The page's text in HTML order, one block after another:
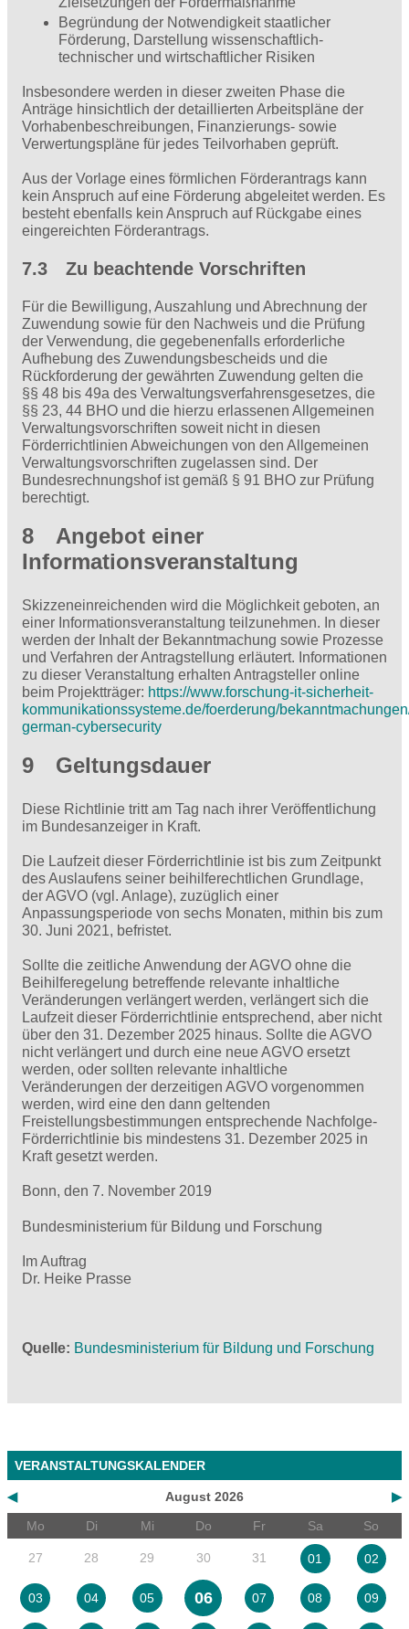
Begründung der Notwendigkeit staatlicher
Förderung, Darstellung wissenschaftlich-
technischer und wirtschaft­licher Risiken
Insbesondere werden in dieser zweiten Phase die
Anträge hinsichtlich der detaillierten Arbeitspläne der
Vorhabenbeschreibungen, Finanzierungs- sowie
Verwertungspläne für jedes Teilvorhaben geprüft.
Aus der Vorlage eines förmlichen Förderantrags kann
kein Anspruch auf eine Förderung abgeleitet werden. Es
besteht ebenfalls kein Anspruch auf Rückgabe eines
eingereichten Förderantrags.
7.3 Zu beachtende Vorschriften
Für die Bewilligung, Auszahlung und Abrechnung der
Zuwendung sowie für den Nachweis und die Prüfung
der Verwendung, die gegebenenfalls erforderliche
Aufhebung des Zuwendungsbescheids und die
Rückforderung der gewährten Zuwendung gelten die
§§ 48 bis 49a des Verwaltungsverfahrensgesetzes, die
§§ 23, 44 BHO und die hierzu erlassenen Allgemeinen
Verwaltungsvorschriften soweit nicht in diesen
Förderrichtlinien Abweichungen von den Allgemeinen
Verwaltungsvorschriften zugelassen sind. Der
Bundesrechnungshof ist gemäß § 91 BHO zur Prüfung
berechtigt.
8 Angebot einer
Informationsveranstaltung
Skizzeneinreichenden wird die Möglichkeit geboten, an
einer Informationsveranstaltung teilzunehmen. In dieser
werden der Inhalt der Bekanntmachung sowie Prozesse
und Verfahren der Antragstellung erläutert. Informationen
zu dieser Veranstaltung erhalten Antragsteller online
beim Projektträger: https://www.forschung-it-sicherheit-
kommunikationssysteme.de/foerderung/
german-cybersecurity
9 Geltungsdauer
Diese Richtlinie tritt am Tag nach ihrer Veröffentlichung
im Bundesanzeiger in Kraft.
Die Laufzeit dieser Förderrichtlinie ist bis zum Zeitpunkt
des Auslaufens seiner beihilferechtlichen Grundlage,
der AGVO (vgl. Anlage), zuzüglich einer
Anpassungsperiode von sechs Monaten, mithin bis zum
30. Juni 2021, befristet.
Sollte die zeitliche Anwendung der AGVO ohne die
Beihilferegelung betreffende relevante inhaltliche
Veränderungen verlängert werden, verlängert sich die
Laufzeit dieser Förderrichtlinie entsprechend, aber nicht
über den 31. Dezember 2025 hinaus. Sollte die AGVO
nicht verlängert und durch eine neue AGVO ersetzt
werden, oder sollten relevante inhaltliche
Veränderungen der derzeitigen AGVO vorgenommen
werden, wird eine den dann geltenden
Freistellungsbestimmungen entsprechende Nachfolge-
Förderrichtlinie bis mindestens 31. Dezember 2025 in
Kraft gesetzt werden.
Bonn, den 7. November 2019
Bundesministerium für Bildung und Forschung
Im Auftrag
Dr. Heike Prasse
Quelle Bundesministerium für Bildung und Forschung
VERANSTALTUNGSKALENDER
◀ ▶
August 2026
Mo
Di Mi Do Fr Sa So
27 28 29 30 31 01 02
03 04 05 06 07 08 09